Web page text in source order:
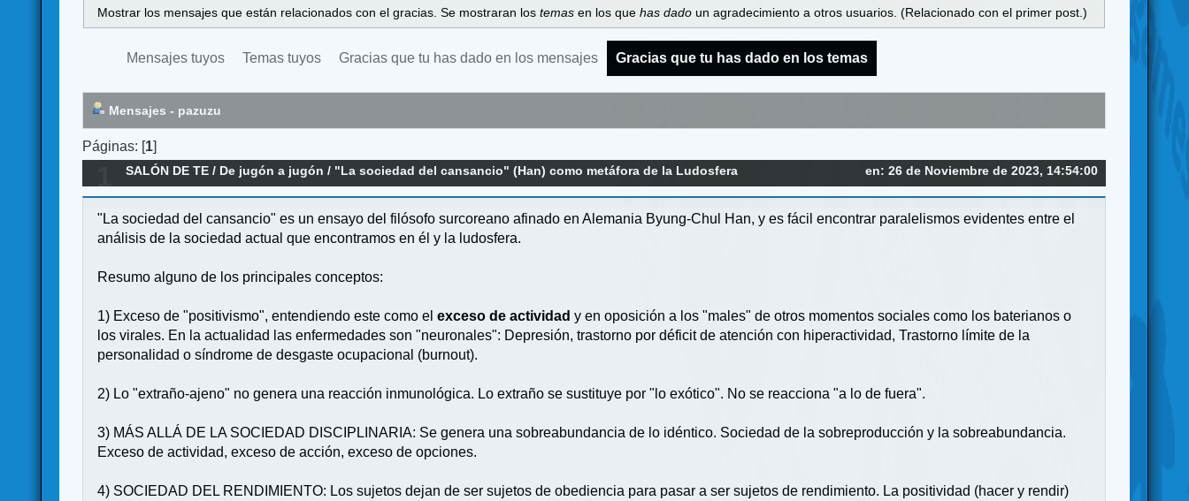
Mostrar los mensajes que están relacionados con el gracias. Se mostraran los temas en los que has dado un agradecimiento a otros usuarios. (Relacionado con el primer post.)
Mensajes tuyos Temas tuyos Gracias que tu has dado en los mensajes Gracias que tu has dado en los temas
Mensajes - pazuzu
Páginas: [1]
en: 26 de Noviembre de 2023, 14:54:00
SALÓN DE TE / De jugón a jugón / "La sociedad del cansancio" (Han) como metáfora de la Ludosfera
"La sociedad del cansancio" es un ensayo del filósofo surcoreano afinado en Alemania Byung-Chul Han, y es fácil encontrar paralelismos evidentes entre el
análisis de la sociedad actual que encontramos en él y la ludosfera.
Resumo alguno de los principales conceptos:
1) Exceso de "positivismo", entendiendo este como elexceso de actividad y en oposición a los "males" de otros momentos sociales como los baterianos o
los virales. En la actualidad las enfermedades son "neuronales": Depresión, trastorno por déficit de atención con hiperactividad, Trastorno límite de la
personalidad o síndrome de desgaste ocupacional (burnout).
2) Lo "extraño-ajeno" no genera una reacción inmunológica. Lo extraño se sustituye por "lo exótico". No se reacciona "a lo de fuera".
3) MÁS ALLÁ DE LA SOCIEDAD DISCIPLINARIA: Se genera una sobreabundancia de lo idéntico. Sociedad de la sobreproducción y la sobreabundancia.
Exceso de actividad, exceso de acción, exceso de opciones.
4) SOCIEDAD DEL RENDIMIENTO: Los sujetos dejan de ser sujetos de obediencia para pasar a ser sujetos de rendimiento. La positividad (hacer y rendir)